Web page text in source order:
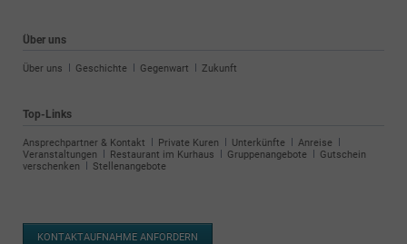
Über uns
Navigation
Über uns Geschichte Gegenwart Zukunft
Top-Links
Navigation
überspringen
Ansprechpartner & Kontakt Private Kuren Unterkünfte
Anreise
Veranstaltungen
Restaurant im Kurhaus Gruppenangebote
Gutschein
verschenken
Stellenangebote
KONTAKTAUFNAHME ANFORDERN